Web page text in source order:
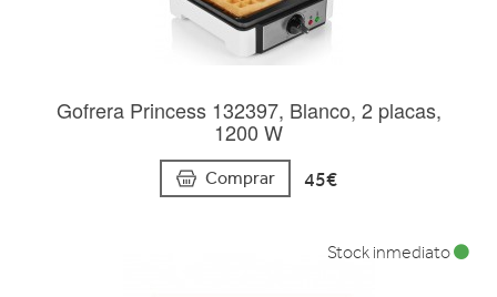
Gofrera Princess 132397, Blanco, 2 placas,
1200 W
Comprar 45€
Stock inmediato